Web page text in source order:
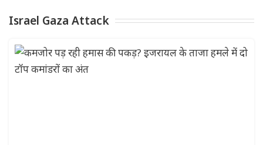
Israel Gaza Attack